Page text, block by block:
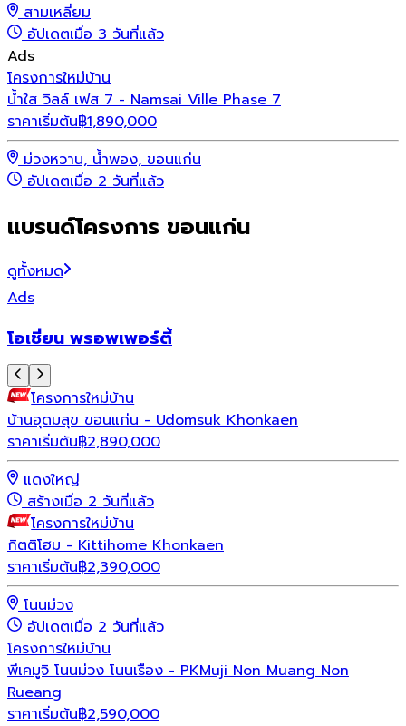
สามเหลี่ยม
อัปเดตเมื่อ 3 วันที่แล้ว
Ads
โครงการใหม่บ้าน
น้ำใส วิลล์ เฟส 7 - Namsai Ville Phase 7
ราคาเริ่มต้น฿1,890,000
ม่วงหวาน, น้ำพอง, ขอนแก่น
อัปเดตเมื่อ 2 วันที่แล้ว
แบรนด์โครงการ ขอนแก่น
ดูทั้งหมด
Ads
โอเชี่ยน พรอพเพอร์ตี้
โครงการใหม่บ้าน
บ้านอุดมสุข ขอนแก่น - Udomsuk Khonkaen
ราคาเริ่มต้น฿2,890,000
แดงใหญ่
สร้างเมื่อ 2 วันที่แล้ว
โครงการใหม่บ้าน
กิตติโฮม - Kittihome Khonkaen
ราคาเริ่มต้น฿2,390,000
โนนม่วง
อัปเดตเมื่อ 2 วันที่แล้ว
โครงการใหม่บ้าน
พีเคมูจิ โนนม่วง โนนเรือง - PKMuji Non Muang Non
Rueang
ราคาเริ่มต้น฿2,590,000